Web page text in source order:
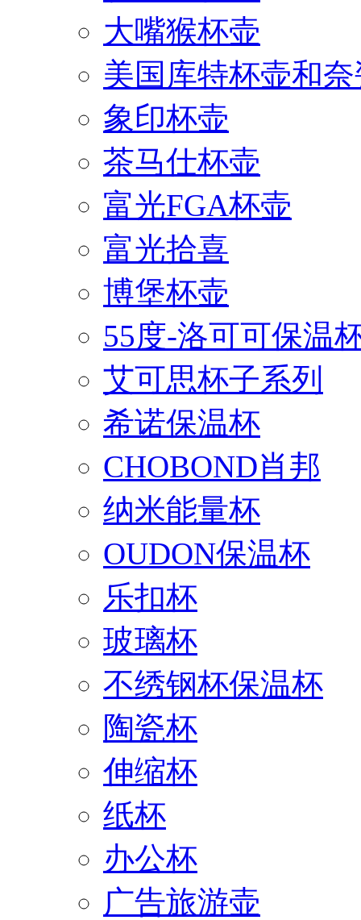
大嘴猴杯壶
美国库特杯壶和
象印杯壶
茶马仕杯壶
富光FGA杯壶
富光拾喜
博堡杯壶
55度-洛可可保温
艾可思杯子系列
希诺保温杯
CHOBOND肖邦
纳米能量杯
OUDON保温杯
乐扣杯
玻璃杯
不绣钢杯保温杯
陶瓷杯
伸缩杯
纸杯
办公杯
广告旅游壶